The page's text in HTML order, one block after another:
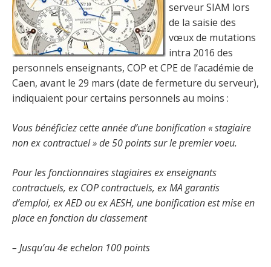
serveur SIAM lors
de la saisie des
vœux de mutations
intra 2016 des
personnels enseignants, COP et CPE de l’académie de
Caen, avant le 29 mars (date de fermeture du serveur),
indiquaient pour certains personnels au moins :
Vous bénéficiez cette année d’une bonification « stagiaire
non ex contractuel » de 50 points sur le premier voeu.
Pour les fonctionnaires stagiaires ex enseignants
contractuels, ex COP contractuels, ex MA garantis
d’emploi, ex AED ou ex AESH, une bonification est mise en
place en fonction du classement
– Jusqu’au 4e echelon 100 points